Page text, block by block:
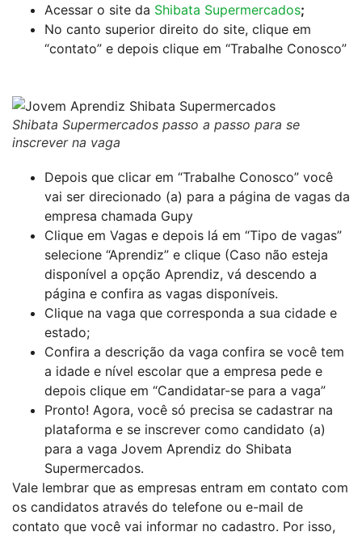
Acessar o site da Shibata Supermercados;
No canto superior direito do site, clique em
“contato” e depois clique em “Trabalhe Conosco”
Shibata Supermercados passo a passo para se
inscrever na vaga
Depois que clicar em “Trabalhe Conosco” você
vai ser direcionado (a) para a página de vagas da
empresa chamada Gupy
Clique em Vagas e depois lá em “Tipo de vagas”
selecione “Aprendiz” e clique (Caso não esteja
disponível a opção Aprendiz, vá descendo a
página e confira as vagas disponíveis.
Clique na vaga que corresponda a sua cidade e
estado;
Confira a descrição da vaga confira se você tem
a idade e nível escolar que a empresa pede e
depois clique em “Candidatar-se para a vaga”
Pronto! Agora, você só precisa se cadastrar na
plataforma e se inscrever como candidato (a)
para a vaga Jovem Aprendiz do Shibata
Supermercados.
Vale lembrar que as empresas entram em contato com
os candidatos através do telefone ou e-mail de
contato que você vai informar no cadastro. Por isso,